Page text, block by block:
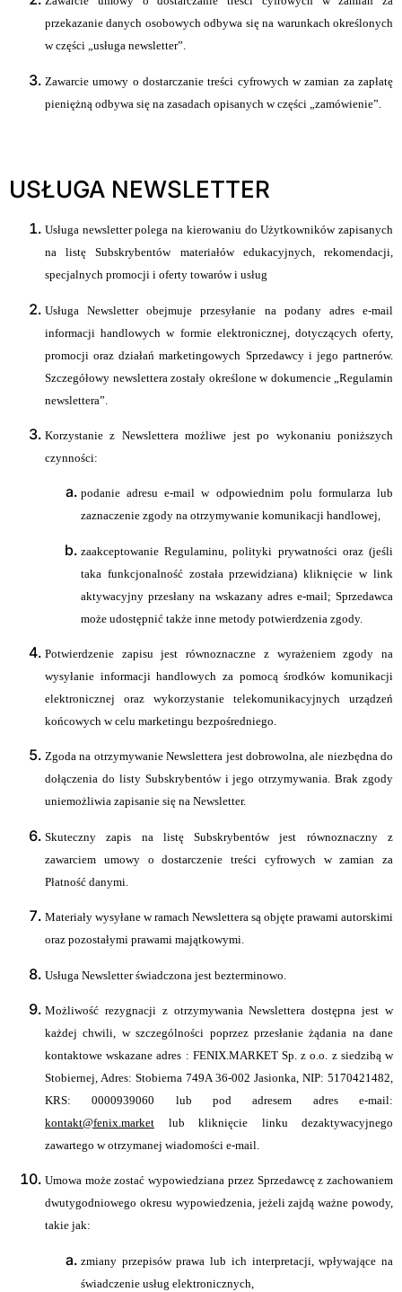
przekazanie danych osobowych odbywa się na warunkach określonych
w części „usługa newsletter”.
Zawarcie umowy o dostarczanie treści cyfrowych w zamian za zapłatę
pieniężną odbywa się na zasadach opisanych w części „zamówienie”.
USŁUGA NEWSLETTER
Usługa newsletter polega na kierowaniu do Użytkowników zapisanych
na listę Subskrybentów materiałów edukacyjnych, rekomendacji,
specjalnych promocji i oferty towarów i usług
Usługa Newsletter obejmuje przesyłanie na podany adres e-mail
informacji handlowych w formie elektronicznej, dotyczących oferty,
promocji oraz działań marketingowych Sprzedawcy i jego partnerów.
Szczegółowy newslettera zostały określone w dokumencie „Regulamin
newslettera”.
Korzystanie z Newslettera możliwe jest po wykonaniu poniższych
czynności:
podanie adresu e-mail w odpowiednim polu formularza lub
zaznaczenie zgody na otrzymywanie komunikacji handlowej,
zaakceptowanie Regulaminu, polityki prywatności oraz (jeśli
taka funkcjonalność została przewidziana) kliknięcie w link
aktywacyjny przesłany na wskazany adres e-mail; Sprzedawca
może udostępnić także inne metody potwierdzenia zgody.
Potwierdzenie zapisu jest równoznaczne z wyrażeniem zgody na
wysyłanie informacji handlowych za pomocą środków komunikacji
elektronicznej oraz wykorzystanie telekomunikacyjnych urządzeń
końcowych w celu marketingu bezpośredniego.
Zgoda na otrzymywanie Newslettera jest dobrowolna, ale niezbędna do
dołączenia do listy Subskrybentów i jego otrzymywania. Brak zgody
uniemożliwia zapisanie się na Newsletter.
Skuteczny zapis na listę Subskrybentów jest równoznaczny z
zawarciem umowy o dostarczenie treści cyfrowych w zamian za
Płatność danymi.
Materiały wysyłane w ramach Newslettera są objęte prawami autorskimi
oraz pozostałymi prawami majątkowymi.
Usługa Newsletter świadczona jest bezterminowo.
Możliwość rezygnacji z otrzymywania Newslettera dostępna jest w
każdej chwili, w szczególności poprzez przesłanie żądania na dane
kontaktowe wskazane adres : FENIX.MARKET Sp. z o.o. z siedzibą w
Stobiernej, Adres: Stobierna 749A 36-002 Jasionka, NIP: 5170421482,
KRS: 0000939060 lub pod adresem adres e-mail:
kontakt@fenix.market lub kliknięcie linku dezaktywacyjnego
zawartego w otrzymanej wiadomości e-mail.
Umowa może zostać wypowiedziana przez Sprzedawcę z zachowaniem
dwutygodniowego okresu wypowiedzenia, jeżeli zajdą ważne powody,
takie jak:
zmiany przepisów prawa lub ich interpretacji, wpływające na
świadczenie usług elektronicznych,